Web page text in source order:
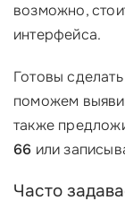
возможно,
интерфейса.
Готовы
поможем
также
66 или
Часто